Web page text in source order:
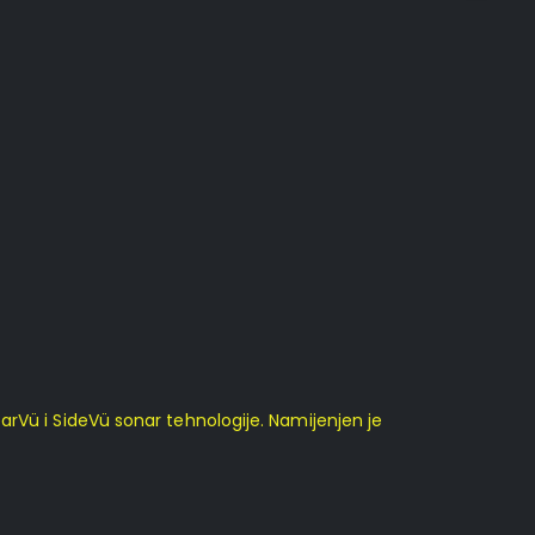
i SideVü sonar tehnologije. Namijenjen je